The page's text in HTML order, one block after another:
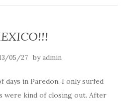
05/27 byadmin
days in Paredon. I only surfed
were kind of closing out. After